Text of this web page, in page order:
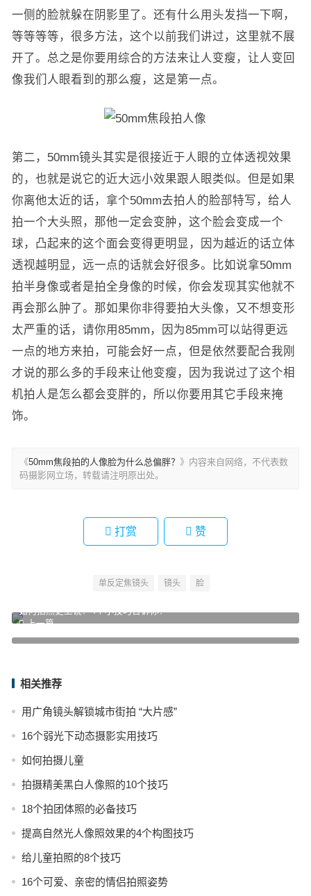
一侧的脸就躲在阴影里了。还有什么用头发挡一下啊，
等等等等，很多方法，这个以前我们讲过，这里就不展
开了。总之是你要用综合的方法来让人变瘦，让人变回
像我们人眼看到的那么瘦，这是第一点。
第二，50mm镜头其实是很接近于人眼的立体透视效果
的，也就是说它的近大远小效果跟人眼类似。但是如果
你离他太近的话，拿个50mm去拍人的脸部特写，给人
拍一个大头照，那他一定会变肿，这个脸会变成一个
球，凸起来的这个面会变得更明显，因为越近的话立体
透视越明显，远一点的话就会好很多。比如说拿50mm
拍半身像或者是拍全身像的时候，你会发现其实他就不
再会那么肿了。那如果你非得要拍大头像，又不想变形
太严重的话，请你用85mm，因为85mm可以站得更远
一点的地方来拍，可能会好一点，但是依然要配合我刚
才说的那么多的手段来让他变瘦，因为我说过了这个相
机拍人是怎么都会变胖的，所以你要用其它手段来掩
饰。
《50mm焦段拍的人像脸为什么总偏胖？ 》内容来自网络，不代表数
码摄影网立场，转载请注明原出处。
打赏 赞
单反定焦镜头 镜头 脸
上一篇
如何拍照更上镜？4个小技巧告诉你！
相关推荐
用广角镜头解锁城市街拍 “大片感”
16个弱光下动态摄影实用技巧
如何拍摄儿童
拍摄精美黑白人像照的10个技巧
18个拍团体照的必备技巧
提高自然光人像照效果的4个构图技巧
给儿童拍照的8个技巧
16个可爱、亲密的情侣拍照姿势